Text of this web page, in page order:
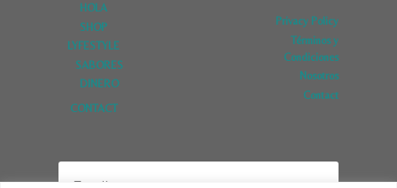
HOLA
SHOP
LYFESTYLE
SABORES
DINERO
CONTACT
Privacy Policy
Términos y
Condiciones
Nosotros
Contact